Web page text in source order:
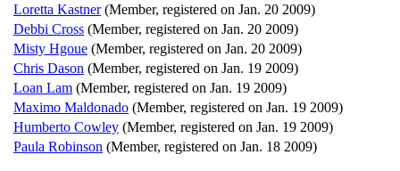
Loretta Kastner (Member, registered on Jan. 20 2009)
Debbi Cross (Member, registered on Jan. 20 2009)
Misty Hgoue (Member, registered on Jan. 20 2009)
Chris Dason (Member, registered on Jan. 19 2009)
Loan Lam (Member, registered on Jan. 19 2009)
Maximo Maldonado (Member, registered on Jan. 19 2009)
Humberto Cowley (Member, registered on Jan. 19 2009)
Paula Robinson (Member, registered on Jan. 18 2009)